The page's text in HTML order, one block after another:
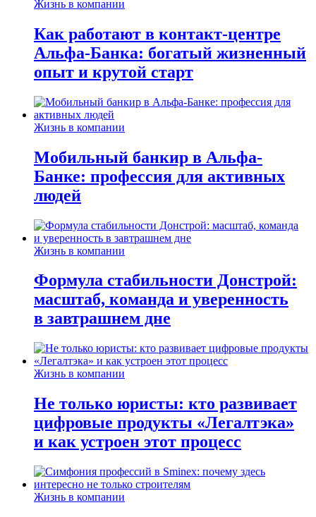
Жизнь в компании
Как работают в контакт-центре
Альфа-Банка: богатый жизненный
опыт и крутой старт
Жизнь в компании
Мобильный банкир в Альфа-
Банке: профессия для активных
людей
Жизнь в компании
Формула стабильности Донстрой:
масштаб, команда и уверенность
в завтрашнем дне
Жизнь в компании
Не только юристы: кто развивает
цифровые продукты «Легалтэка»
и как устроен этот процесс
Жизнь в компании